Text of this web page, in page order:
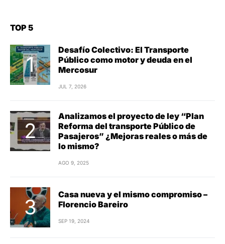
TOP 5
Desafío Colectivo: El Transporte
Público como motor y deuda en el
Mercosur
JUL 7, 2026
Analizamos el proyecto de ley “Plan
Reforma del transporte Público de
Pasajeros” ¿Mejoras reales o más de
lo mismo?
AGO 9, 2025
Casa nueva y el mismo compromiso –
Florencio Bareiro
SEP 19, 2024